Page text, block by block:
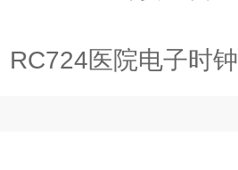
RC724医院电子时